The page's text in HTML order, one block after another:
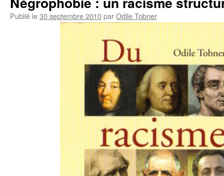
Publié le30 septembre 2010parOdile Tobner